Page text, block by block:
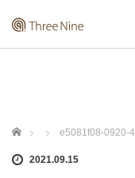
ホーム e5081f08-0920-
2021.09.15